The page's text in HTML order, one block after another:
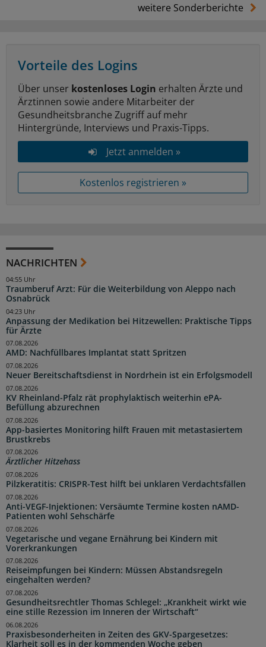
weitere Sonderberichte
Vorteile des Logins
Über unser kostenloses Login erhalten Ärzte und
Ärztinnen sowie andere Mitarbeiter der
Gesundheitsbranche Zugriff auf mehr
Hintergründe, Interviews und Praxis-Tipps.
Jetzt anmelden »
Kostenlos registrieren »
NACHRICHTEN
Traumberuf Arzt: Für die Weiterbildung von Aleppo nach
Osnabrück
04:55 Uhr
Anpassung der Medikation bei Hitzewellen: Praktische Tipps
für Ärzte
04:23 Uhr
AMD: Nachfüllbares Implantat statt Spritzen
07.08.2026
Neuer Bereitschaftsdienst in Nordrhein ist ein Erfolgsmodell
07.08.2026
KV Rheinland-Pfalz rät prophylaktisch weiterhin ePA-
Befüllung abzurechnen
07.08.2026
App-basiertes Monitoring hilft Frauen mit metastasiertem
Brustkrebs
07.08.2026
Ärztlicher Hitzehass
07.08.2026
Pilzkeratitis: CRISPR-Test hilft bei unklaren Verdachtsfällen
07.08.2026
Anti-VEGF-Injektionen: Versäumte Termine kosten nAMD-
Patienten wohl Sehschärfe
07.08.2026
Vegetarische und vegane Ernährung bei Kindern mit
Vorerkrankungen
07.08.2026
Reiseimpfungen bei Kindern: Müssen Abstandsregeln
eingehalten werden?
07.08.2026
Gesundheitsrechtler Thomas Schlegel: „Krankheit wirkt wie
eine stille Rezession im Inneren der Wirtschaft“
07.08.2026
Praxisbesonderheiten in Zeiten des GKV-Spargesetzes:
Klarheit soll es in der kommenden Woche geben
06.08.2026